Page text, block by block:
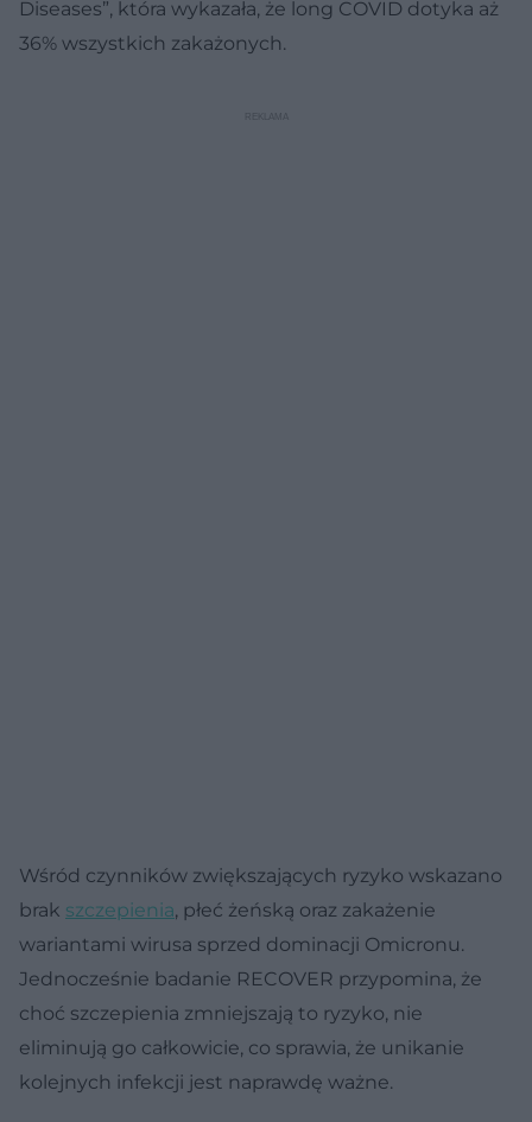
Diseases”, która wykazała, że long COVID dotyka aż
36% wszystkich zakażonych.
Wśród czynników zwiększających ryzyko wskazano
brak szczepienia, płeć żeńską oraz zakażenie
wariantami wirusa sprzed dominacji Omicronu.
Jednocześnie badanie RECOVER przypomina, że
choć szczepienia zmniejszają to ryzyko, nie
eliminują go całkowicie, co sprawia, że unikanie
kolejnych infekcji jest naprawdę ważne.